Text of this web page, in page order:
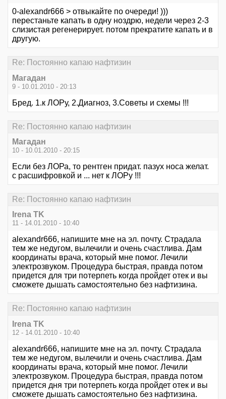
0-alexandr666 > отвыкайте по очереди! )))
перестаньте капать в одну ноздрю, недели через 2-3
слизистая регенерирует. потом прекратите капать и в
другую.
Re: Постоянно капаю нафтизин
Магадан
9 - 10.01.2010 - 20:13
Бред. 1.к ЛОРу, 2.Диагноз, 3.Советы и схемы !!!
Re: Постоянно капаю нафтизин
Магадан
10 - 10.01.2010 - 20:15
Если без ЛОРа, то рентген придат. пазух носа желат.
с расшифровкой и ... нет к ЛОРу !!!
Re: Постоянно капаю нафтизин
Irena TK
11 - 14.01.2010 - 10:40
alexandr666, напишите мне на эл. почту. Страдала
тем же недугом, вылечили и очень счастлива. Дам
координаты врача, который мне помог. Лечили
электрозвуком. Процедура быстрая, правда потом
придется для три потерпеть когда пройдет отек и вы
сможете дышать самостоятельно без нафтизина.
Re: Постоянно капаю нафтизин
Irena TK
12 - 14.01.2010 - 10:40
alexandr666, напишите мне на эл. почту. Страдала
тем же недугом, вылечили и очень счастлива. Дам
координаты врача, который мне помог. Лечили
электрозвуком. Процедура быстрая, правда потом
придется дня три потерпеть когда пройдет отек и вы
сможете дышать самостоятельно без нафтизина.